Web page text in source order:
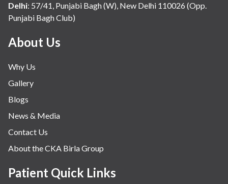
Delhi: 57/41, Punjabi Bagh (W), New Delhi 110026 (Opp.
Punjabi Bagh Club)
About Us
Why Us
Gallery
Blogs
News & Media
Contact Us
About the CKA Birla Group
Patient Quick Links